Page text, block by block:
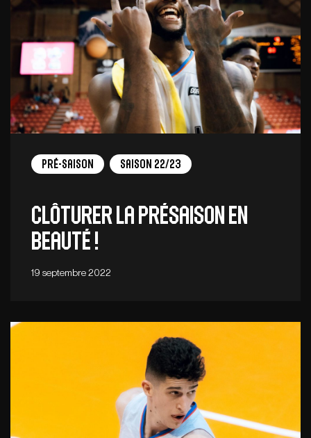
Pré-saison Saison 22/23
Clôturer la présaison en
beauté !
19 septembre 2022